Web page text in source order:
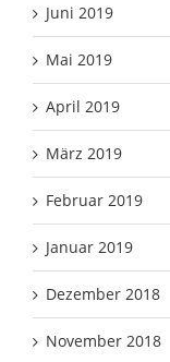
Juni 2019
Mai 2019
April 2019
März 2019
Februar 2019
Januar 2019
Dezember 2018
November 2018